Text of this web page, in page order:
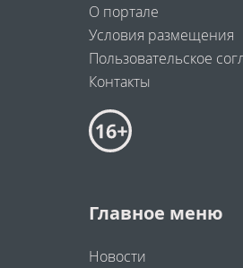
О портале
Условия размещения
Пользовательское
Контакты
Главное меню
Новости